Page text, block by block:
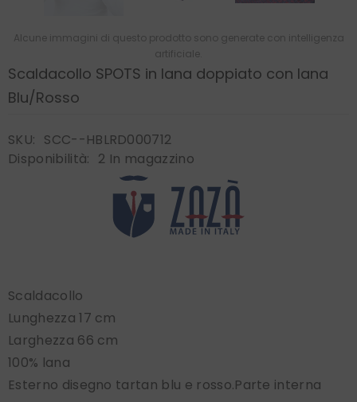
Alcune immagini di questo prodotto sono generate con intelligenza
artificiale.
Scaldacollo SPOTS in lana doppiato con lana
Blu/Rosso
SKU: SCC--HBLRD000712
Disponibilità: 2 In magazzino
Scaldacollo
Lunghezza 17 cm
Larghezza 66 cm
100% lana
Esterno disegno tartan blu e rosso.Parte interna